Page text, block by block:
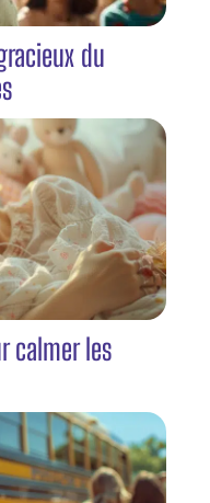
du
calmer les